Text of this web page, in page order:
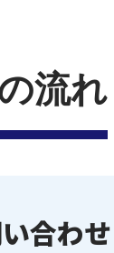
流れ
合わせ